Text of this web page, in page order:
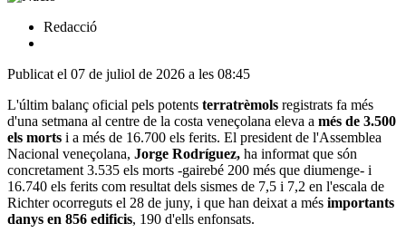
Redacció
Publicat el 07 de juliol de 2026 a les 08:45
L'últim balanç oficial pels potents terratrèmols registrats fa més
d'una setmana al centre de la costa veneçolana eleva a més de 3.500
els morts i a més de 16.700 els ferits. El president de l'Assemblea
Nacional veneçolana, Jorge Rodríguez, ha informat que són
concretament 3.535 els morts -gairebé 200 més que diumenge- i
16.740 els ferits com resultat dels sismes de 7,5 i 7,2 en l'escala de
Richter ocorreguts el 28 de juny, i que han deixat a més importants
danys en 856 edificis, 190 d'ells enfonsats.